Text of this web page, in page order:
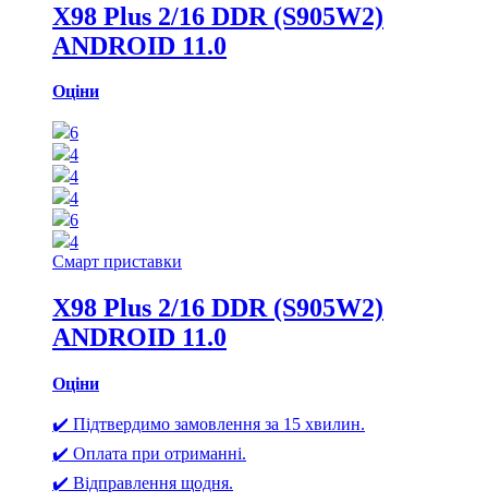
X98 Plus 2/16 DDR (S905W2)
ANDROID 11.0
Оціни
6
4
4
4
6
4
Смарт приставки
X98 Plus 2/16 DDR (S905W2)
ANDROID 11.0
Оціни
✔️ Підтвердимо замовлення за 15 хвилин.
✔️ Оплата при отриманні.
✔️ Відправлення щодня.